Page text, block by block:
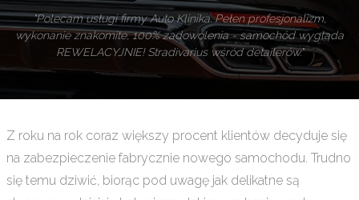
Polecam usługi firmy Auto Klinika. Pełen profesjonalizm,
wykonanie znakomite, 100% zadowolenia - samochód wygląda
REWELACYJNIE! Stradivarius wśród detailerów.
Z roku na rok coraz większy procent klientów decyduje się
na zabezpieczenie fabrycznie nowego samochodu. Trudno
się temu dziwić, biorąc pod uwagę jak delikatne są